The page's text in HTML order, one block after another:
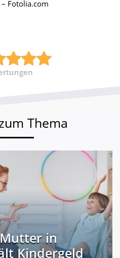
Fotolia.com
Thema
in
Kindergeld